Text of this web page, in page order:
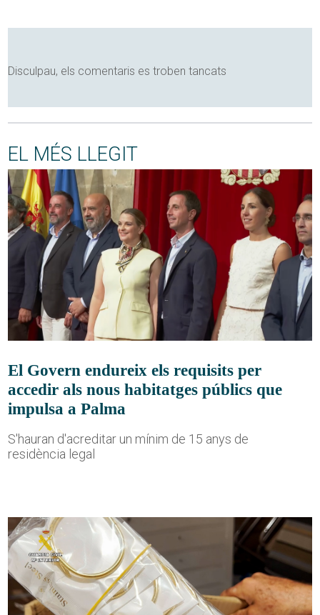
Disculpau, els comentaris es troben tancats
EL MÉS LLEGIT
El Govern endureix els requisits per
accedir als nous habitatges públics que
impulsa a Palma
S'hauran d'acreditar un mínim de 15 anys de
residència legal